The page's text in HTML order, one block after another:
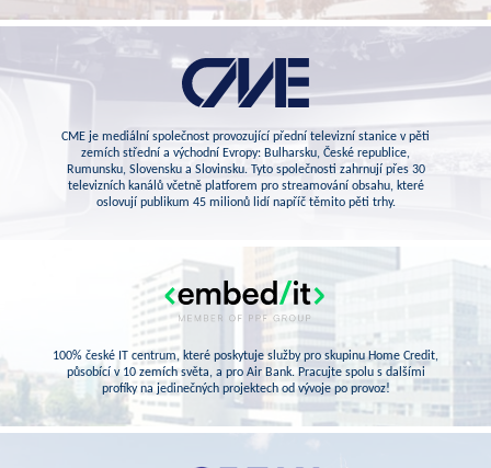
CME je mediální společnost provozující přední televizní stanice v pěti
zemích střední a východní Evropy: Bulharsku, České republice,
Rumunsku, Slovensku a Slovinsku. Tyto společnosti zahrnují přes 30
televizních kanálů včetně platforem pro streamování obsahu, které
oslovují publikum 45 milionů lidí napříč těmito pěti trhy.
100% české IT centrum, které poskytuje služby pro skupinu Home Credit,
působící v 10 zemích světa, a pro Air Bank. Pracujte spolu s dalšími
profíky na jedinečných projektech od vývoje po provoz!